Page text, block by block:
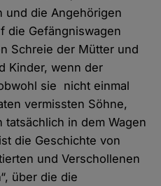
und die Angehörigen
die Gefängniswagen
Schreie der Mütter und
Kinder, wenn der
sie nicht einmal
vermissten Söhne,
tatsächlich in dem Wagen
die Geschichte von
und Verschollenen
über die die